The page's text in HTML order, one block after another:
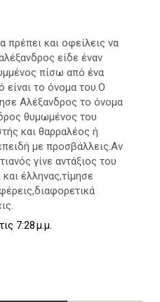
πρέπει και οφείλεις να
είδε έναν
πίσω από ένα
είναι το όνομα του.Ο
Αλέξανδρος το όνομα
θυμωμένος του
και θαρραλέος ή
με προσβάλλεις.Αν
γίνε αντάξιος του
έλληνας,τίμησε
7:28 μ.μ.